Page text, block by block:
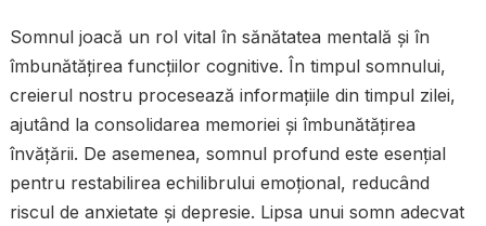
Somnul joacă un rol vital în sănătatea mentală și în
îmbunătățirea funcțiilor cognitive. În timpul somnului,
creierul nostru procesează informațiile din timpul zilei,
ajutând la consolidarea memoriei și îmbunătățirea
învățării. De asemenea, somnul profund este esențial
pentru restabilirea echilibrului emoțional, reducând
riscul de anxietate și depresie. Lipsa unui somn adecvat